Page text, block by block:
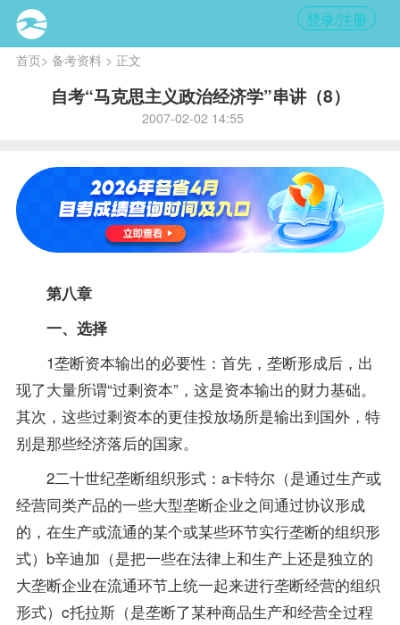
登录/注册
首页> 备考资料> 正文
自考“马克思主义政治经济学”串讲（8）
2007-02-02 14:55
第八章
一、选择
1垄断资本输出的必要性：首先，垄断形成后，出
现了大量所谓“过剩资本”，这是资本输出的财力基础。
其次，这些过剩资本的更佳投放场所是输出到国外，特
别是那些经济落后的国家。
2二十世纪垄断组织形式：a卡特尔（是通过生产或
经营同类产品的一些大型垄断企业之间通过协议形成
的，在生产或流通的某个或某些环节实行垄断的组织形
式）b辛迪加（是把一些在法律上和生产上还是独立的
大垄断企业在流通环节上统一起来进行垄断经营的组织
形式）c托拉斯（是垄断了某种商品生产和经营全过程